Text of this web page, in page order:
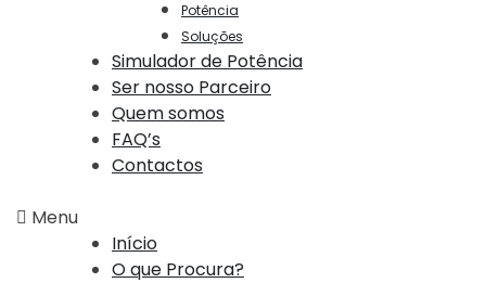
Potência
Soluções
Simulador de Potência
Ser nosso Parceiro
Quem somos
FAQ’s
Contactos
Menu
Início
O que Procura?